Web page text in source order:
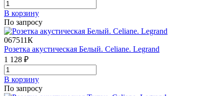
В корзинy
По запросу
067511К
Розетка акустическая Белый. Celiane. Legrand
1 128 ₽
В корзинy
По запросу